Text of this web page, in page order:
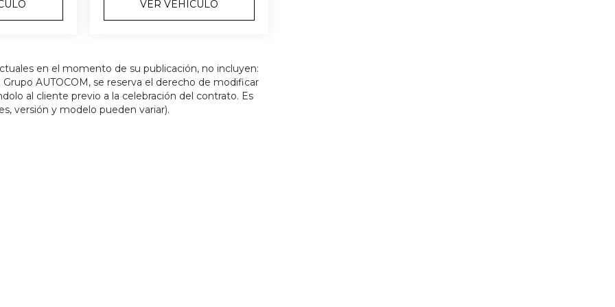
VER VEHÍCULO
en el momento de su publicación, no incluyen:
AUTOCOM, se reserva el derecho de modificar
al cliente previo a la celebración del contrato. Es
versión y modelo pueden variar).